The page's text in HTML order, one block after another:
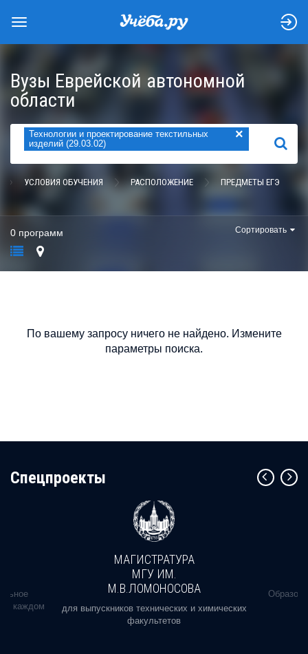
Вузы Еврейской автономной
области
Технологии и проектирование текстильных
изделий (29.03.02)
×
НАЙТИ
УСЛОВИЯ ОБУЧЕНИЯ РАСПОЛОЖЕНИЕ ПРЕДМЕТЫ ЕГЭ
0 программ Сортировать
По вашему запросу ничего не найдено. Измените
параметры поиска.
Cпецпроекты
в каждом
МАГИСТРАТУРА
МГУ ИМ.
М.В.ЛОМОНОСОВА
для выпускников технических и химических
факультетов